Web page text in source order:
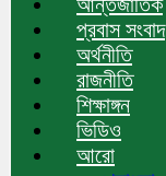
প্রবাস সংবাদ
অর্থনীতি
রাজনীতি
শিক্ষাঙ্গন
ভিডিও
আরো